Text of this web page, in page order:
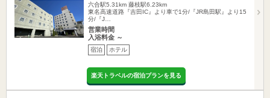
六合駅5.31km 藤枝駅6.23km
東名高速道路『吉田IC』より車で1分/『JR島田駅』より15
分/『J…
営業時間
入浴料金 ～
宿泊 ホテル
楽天トラベルの宿泊プランを見る